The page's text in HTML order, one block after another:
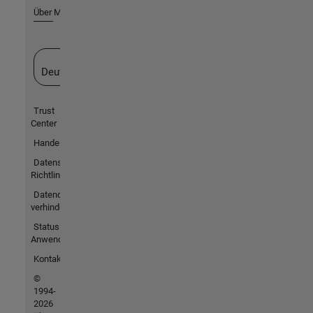
Über MathWorks
Deutschland
Trust
Center
Handelsmarken
Datenschutz-
Richtlinien
Datendiebstahl
verhindern
Status von
Anwendungen
Kontakt
©
1994-
2026